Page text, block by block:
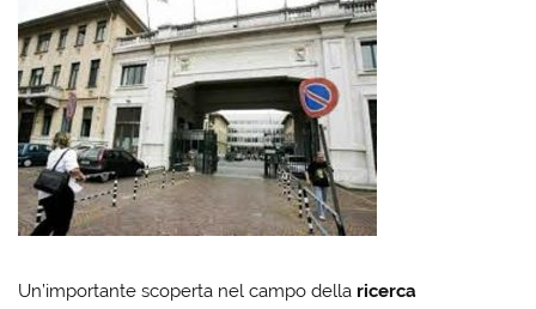
Un’importante scoperta nel campo della ricerca